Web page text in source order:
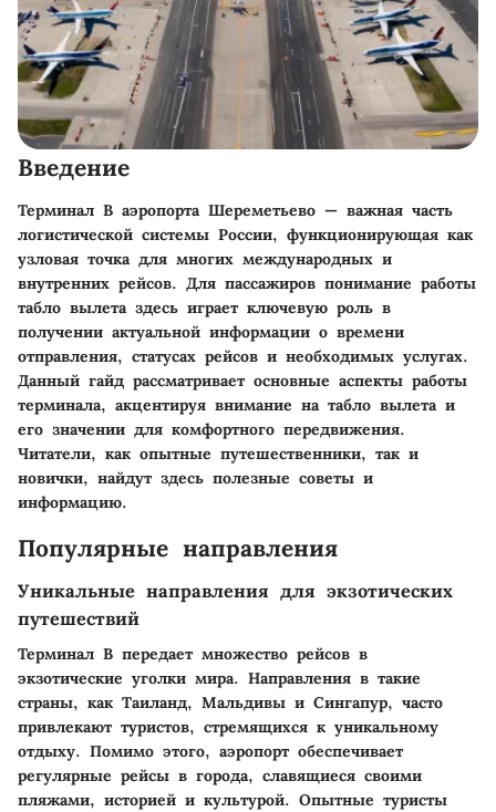
Введение
Терминал B аэропорта Шереметьево — важная часть
логистической системы России, функционирующая как
узловая точка для многих международных и
внутренних рейсов. Для пассажиров понимание работы
табло вылета здесь играет ключевую роль в
получении актуальной информации о времени
отправления, статусах рейсов и необходимых услугах.
Данный гайд рассматривает основные аспекты работы
терминала, акцентируя внимание на табло вылета и
его значении для комфортного передвижения.
Читатели, как опытные путешественники, так и
новички, найдут здесь полезные советы и
информацию.
Популярные направления
Уникальные направления для экзотических
путешествий
Терминал B передает множество рейсов в
экзотические уголки мира. Направления в такие
страны, как Таиланд, Мальдивы и Сингапур, часто
привлекают туристов, стремящихся к уникальному
отдыху. Помимо этого, аэропорт обеспечивает
регулярные рейсы в города, славящиеся своими
пляжами, историей и культурой. Опытные туристы